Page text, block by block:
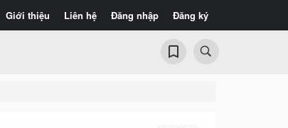
Giới thiệu Liên hệ Đăng nhập Đăng ký